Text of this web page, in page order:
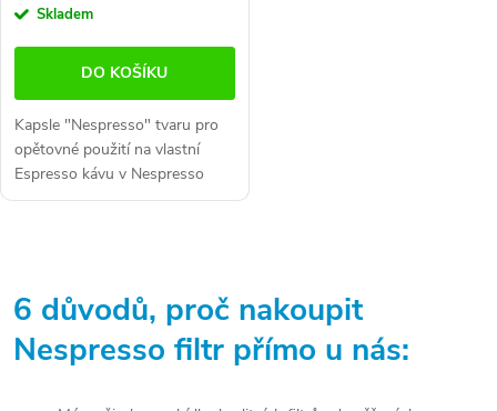
cena:Skladem
DO KOŠÍKU
Kapsle "Nespresso" tvaru pro
opětovné použití na vlastní
Espresso kávu v Nespresso
kávovarech. Obsahuje 5 kusů
v
l
6 důvodů, proč nakoupit
Nespresso filtr přímo u nás: